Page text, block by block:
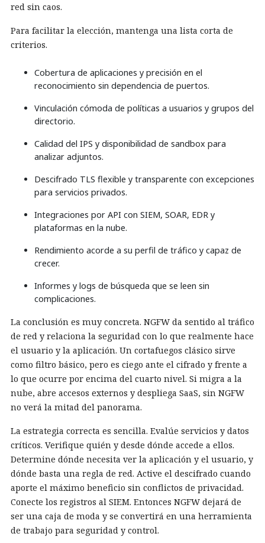
red sin caos.
Para facilitar la elección, mantenga una lista corta de
criterios.
Cobertura de aplicaciones y precisión en el
reconocimiento sin dependencia de puertos.
Vinculación cómoda de políticas a usuarios y grupos del
directorio.
Calidad del IPS y disponibilidad de sandbox para
analizar adjuntos.
Descifrado TLS flexible y transparente con excepciones
para servicios privados.
Integraciones por API con SIEM, SOAR, EDR y
plataformas en la nube.
Rendimiento acorde a su perfil de tráfico y capaz de
crecer.
Informes y logs de búsqueda que se leen sin
complicaciones.
La conclusión es muy concreta. NGFW da sentido al tráfico
de red y relaciona la seguridad con lo que realmente hace
el usuario y la aplicación. Un cortafuegos clásico sirve
como filtro básico, pero es ciego ante el cifrado y frente a
lo que ocurre por encima del cuarto nivel. Si migra a la
nube, abre accesos externos y despliega SaaS, sin NGFW
no verá la mitad del panorama.
La estrategia correcta es sencilla. Evalúe servicios y datos
críticos. Verifique quién y desde dónde accede a ellos.
Determine dónde necesita ver la aplicación y el usuario, y
dónde basta una regla de red. Active el descifrado cuando
aporte el máximo beneficio sin conflictos de privacidad.
Conecte los registros al SIEM. Entonces NGFW dejará de
ser una caja de moda y se convertirá en una herramienta
de trabajo para seguridad y control.